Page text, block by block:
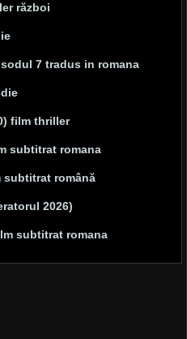
război
7 tradus in romana
film thriller
subtitrat romana
subtitrat română
2026)
subtitrat romana